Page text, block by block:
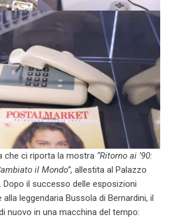
che ci riporta la mostra “Ritorno ai ’90:
il Mondo”, allestita al Palazzo
Dopo il successo delle esposizioni
alla leggendaria Bussola di Bernardini, il
nuovo in una macchina del tempo: